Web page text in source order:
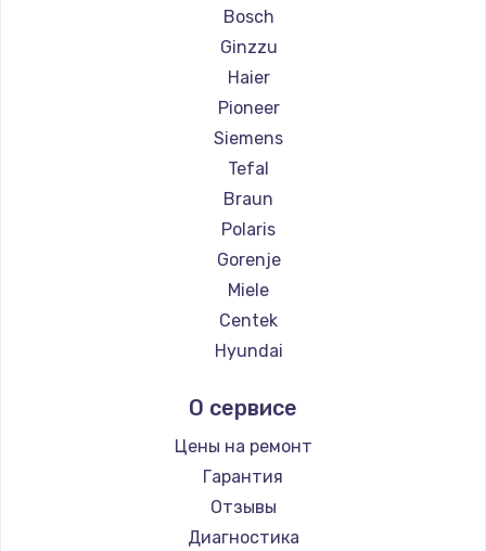
Ремонт парогенераторов RED solution
Bosch
Ginzzu
Haier
Pioneer
Siemens
Tefal
Braun
Polaris
Gorenje
Miele
Centek
Hyundai
DELTA
Silter
Chayka
Beko
Vivitek
О сервисе
Цены на ремонт
Гарантия
Отзывы
Диагностика